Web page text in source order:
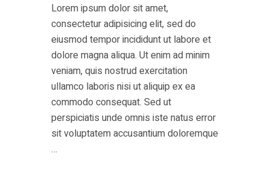
Lorem ipsum dolor sit amet,
consectetur adipisicing elit, sed do
eiusmod tempor incididunt ut labore et
dolore magna aliqua. Ut enim ad minim
veniam, quis nostrud exercitation
ullamco laboris nisi ut aliquip ex ea
commodo consequat. Sed ut
perspiciatis unde omnis iste natus error
sit voluptatem accusantium doloremque
…